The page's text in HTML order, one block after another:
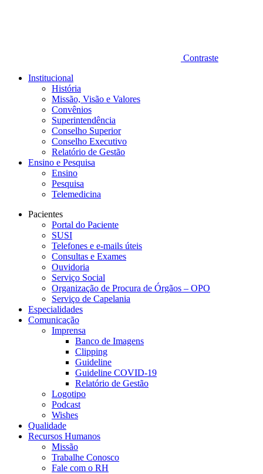
Contraste
Institucional
História
Missão, Visão e Valores
Convênios
Superintendência
Conselho Superior
Conselho Executivo
Relatório de Gestão
Ensino e Pesquisa
Ensino
Pesquisa
Telemedicina
Pacientes
Portal do Paciente
SUSI
Telefones e e-mails úteis
Consultas e Exames
Ouvidoria
Serviço Social
Organização de Procura de Órgãos – OPO
Serviço de Capelania
Especialidades
Comunicação
Imprensa
Banco de Imagens
Clipping
Guideline
Guideline COVID-19
Relatório de Gestão
Logotipo
Podcast
Wishes
Qualidade
Recursos Humanos
Missão
Trabalhe Conosco
Fale com o RH